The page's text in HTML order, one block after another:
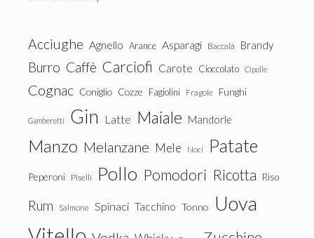
Acciughe Agnello Arance Asparagi Baccalà Brandy
Burro Caffè Carciofi Carote Cioccolato Cipolle
Cognac Coniglio Cozze Fagiolini Fragole Funghi
Gamberetti Gin Latte Maiale Mandorle
Manzo Melanzane Mele Noci Patate
Peperoni Piselli Pollo Pomodori Ricotta Riso
Rum Salmone Spinaci Tacchino Tonno Uova